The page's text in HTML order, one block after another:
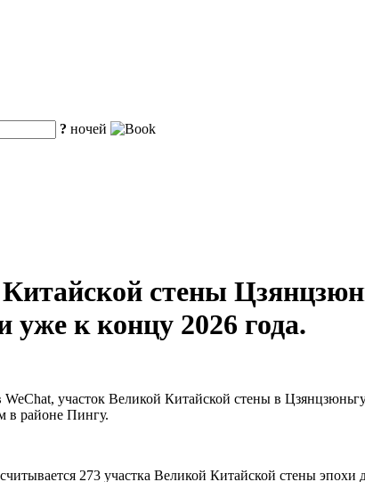
? ночей
стены
к концу 2026 года.
участок Великой Китайской стены в
в районе Пингу.
273 участка Великой Китайской стены